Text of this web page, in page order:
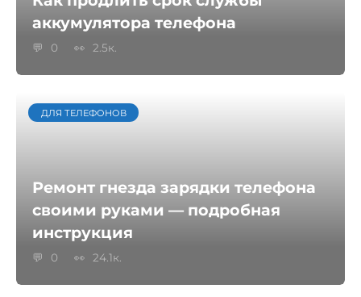
аккумулятора телефона
0 2.5к.
ДЛЯ ТЕЛЕФОНОВ
Ремонт гнезда зарядки телефона
своими руками — подробная
инструкция
0 24.1к.